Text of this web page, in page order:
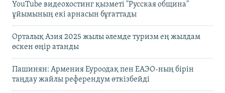
YouTube видеохостинг қызметі "Русская община"
ұйымының екі арнасын бұғаттады
Орталық Азия 2025 жылы әлемде туризм ең жылдам
өскен өңір атанды
Пашинян: Армения Еуроодақ пен ЕАЭО-ның бірін
таңдау жайлы референдум өткізбейді